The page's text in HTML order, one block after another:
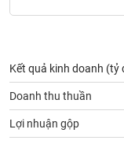
Kết quả kinh doanh (tỷ
Doanh thu thuần
Lợi nhuận gộp
Mã
chứng
khoán
(-)